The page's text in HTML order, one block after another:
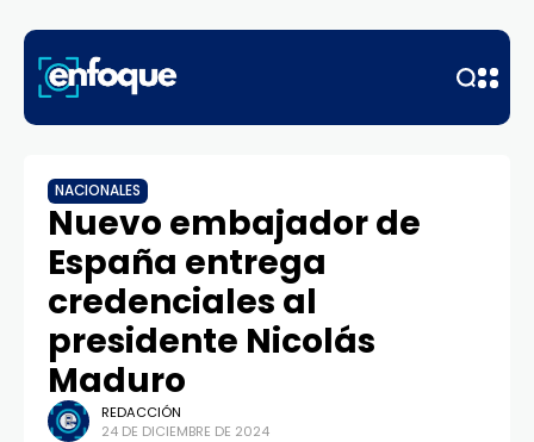
NACIONALES
Nuevo embajador de
España entrega
credenciales al
presidente Nicolás
Maduro
REDACCIÓN
24 DE DICIEMBRE DE 2024